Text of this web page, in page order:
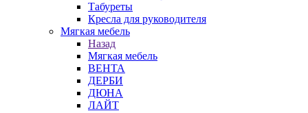
Табуреты
Кресла для руководителя
Мягкая мебель
Назад
Мягкая мебель
ВЕНТА
ДЕРБИ
ДЮНА
ЛАЙТ